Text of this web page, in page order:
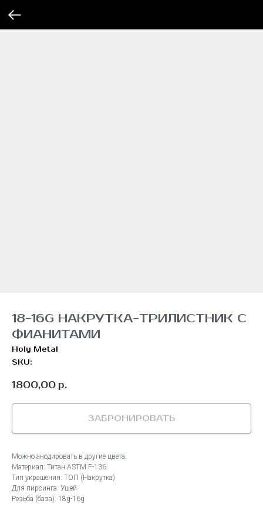
18-16G НАКРУТКА-ТРИЛИСТНИК С
ФИАНИТАМИ
Holy Metal
SKU:
1800,00 р.
ЗАБРОНИРОВАТЬ
Можно анодировать в другие цвета.
Материал: Титан ASTM F-136
Тип украшения: ТОП (Накрутка)
Для пирсинга: Ушей
Резьба (база): 18g-16g